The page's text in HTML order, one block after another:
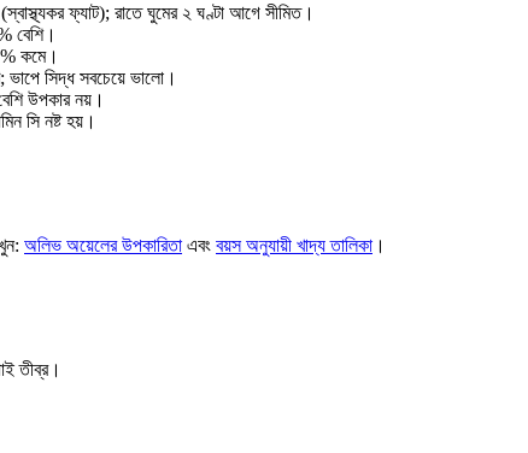
(স্বাস্থ্যকর ফ্যাট); রাতে ঘুমের ২ ঘণ্টা আগে সীমিত।
বেশি।
কমে।
ভাপে সিদ্ধ সবচেয়ে ভালো।
উপকার নয়।
সি নষ্ট হয়।
অলিভ অয়েলের উপকারিতা এবং বয়স অনুযায়ী খাদ্য তালিকা ।
তীব্র।